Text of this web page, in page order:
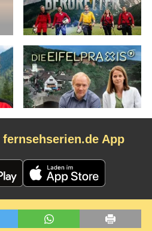
fernsehserien.de App